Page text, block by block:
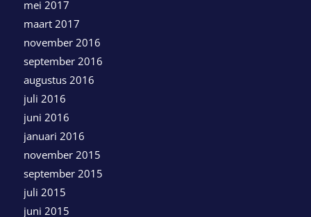
mei 2017
maart 2017
november 2016
september 2016
augustus 2016
juli 2016
juni 2016
januari 2016
november 2015
september 2015
juli 2015
juni 2015